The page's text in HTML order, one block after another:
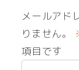
メールアド
りません。
項目です